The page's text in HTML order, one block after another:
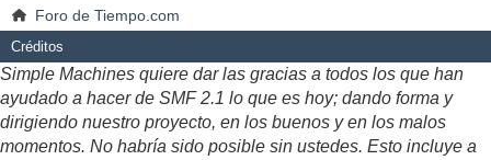
Foro de Tiempo.com
Créditos
Simple Machines quiere dar las gracias a todos los que han
ayudado a hacer de SMF 2.1 lo que es hoy; dando forma y
dirigiendo nuestro proyecto, en los buenos y en los malos
momentos. No habría sido posible sin ustedes. Esto incluye a